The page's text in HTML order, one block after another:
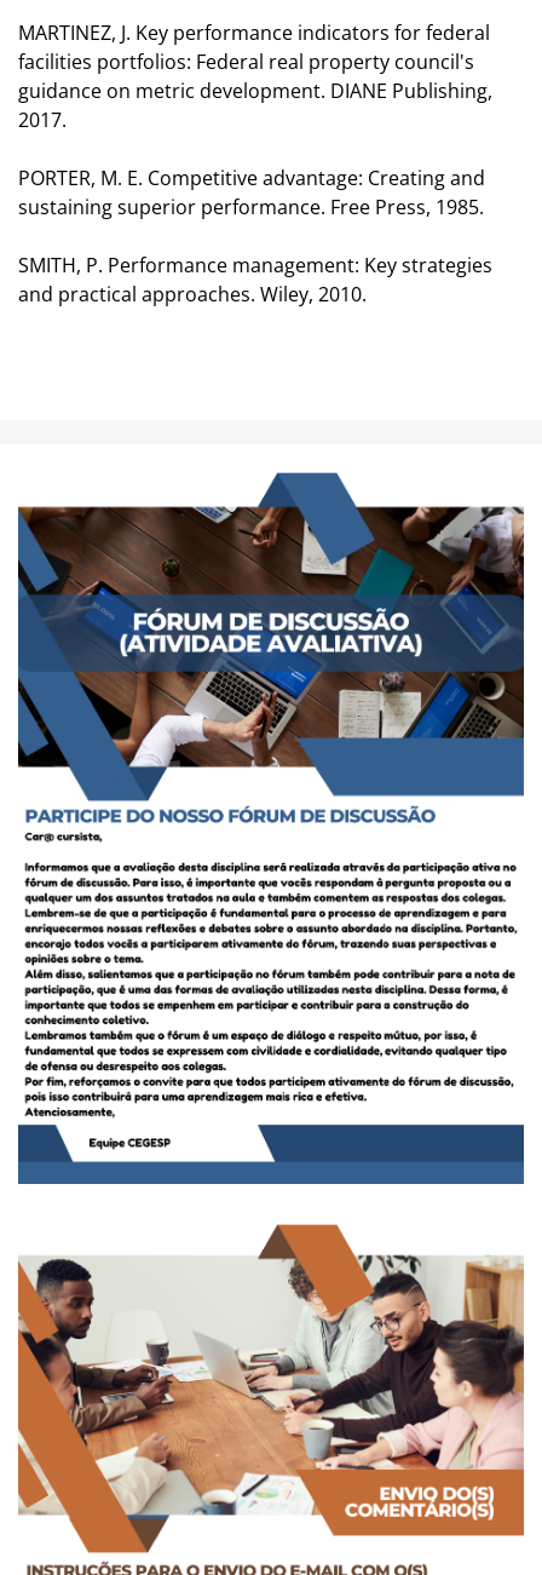
MARTINEZ, J. Key performance indicators for federal
facilities portfolios: Federal real property council's
guidance on metric development. DIANE Publishing,
2017.
PORTER, M. E. Competitive advantage: Creating and
sustaining superior performance. Free Press, 1985.
SMITH, P. Performance management: Key strategies
and practical approaches. Wiley, 2010.